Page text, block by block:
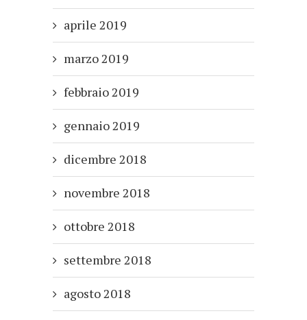
aprile 2019
marzo 2019
febbraio 2019
gennaio 2019
dicembre 2018
novembre 2018
ottobre 2018
settembre 2018
agosto 2018